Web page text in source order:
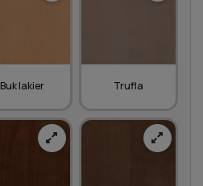
Buk lakier Trufla